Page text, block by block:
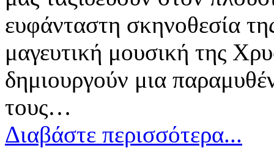
ευφάνταστη σκηνοθεσία
μαγευτική μουσική της
δημιουργούν μια
τους…
Διαβάστε περισσότερα...